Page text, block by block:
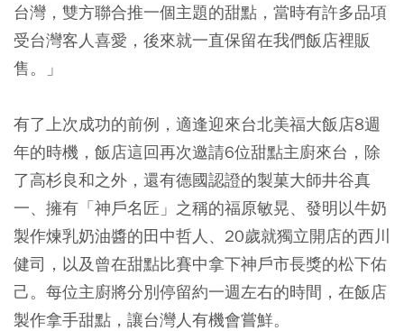
台灣，雙方聯合推一個主題的甜點，當時有許多品項
受台灣客人喜愛，後來就一直保留在我們飯店裡販
售。」
有了上次成功的前例，適逢迎來台北美福大飯店8週
年的時機，飯店這回再次邀請6位甜點主廚來台，除
了高杉良和之外，還有德國認證的製菓大師井谷真
一、擁有「神戶名匠」之稱的福原敏晃、發明以牛奶
製作煉乳奶油醬的田中哲人、20歲就獨立開店的西川
健司，以及曾在甜點比賽中拿下神戶市長獎的松下佑
己。每位主廚將分別停留約一週左右的時間，在飯店
製作拿手甜點，讓台灣人有機會嘗鮮。